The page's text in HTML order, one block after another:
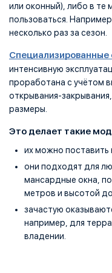
или оконный), либо в те
пользоваться.
несколько раз за сезон.
интенсивную
проработана с учётом
открывания-
размеры.
Это делает такие
их можно
они подходят для
мансардные окна,
метров и высотой
зачастую
например, для
владении.